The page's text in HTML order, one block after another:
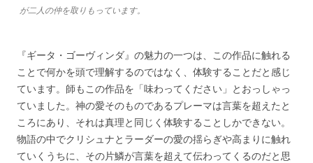
が二人の仲を取りもっています。
『ギータ・ゴーヴィンダ』の魅力の一つは、この作品に触れる
ことで何かを頭で理解するのではなく、体験することだと感じ
ています。師もこの作品を「味わってください」とおっしゃっ
ていました。神の愛そのものであるプレーマは言葉を超えたと
ころにあり、それは真理と同じく体験することしかできない。
物語の中でクリシュナとラーダーの愛の揺らぎや高まりに触れ
ていくうちに、その片鱗が言葉を超えて伝わってくるのだと思